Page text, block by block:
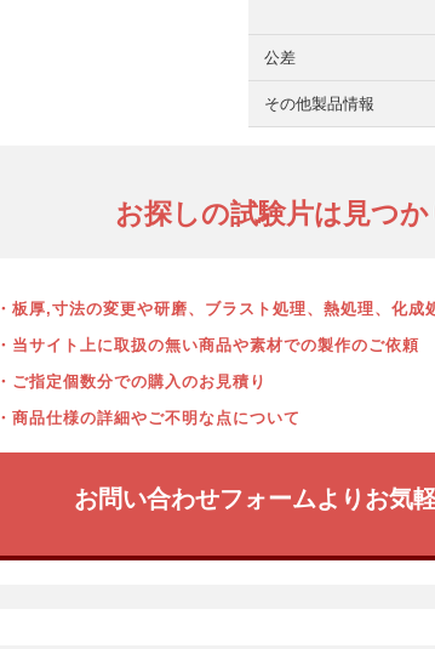
公差
その他製品情報
お探しの試験片は見つ
・板厚,寸法の変更や研磨、ブラスト処理、熱処理、化成
・当サイト上に取扱の無い商品や素材での製作のご依頼
・ご指定個数分での購入のお見積り
・商品仕様の詳細やご不明な点について
お問い合わせフォームよりお気